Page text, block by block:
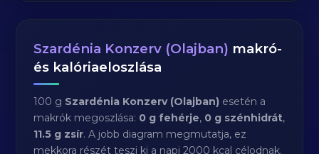
Szardénia Konzerv (Olajban) makró-
és kalóriaeloszlása
100 g Szardénia Konzerv (Olajban) esetén a
makrók megoszlása: 0 g fehérje, 0 g szénhidrát,
11.5 g zsír. A jobb diagram megmutatja, ez
mekkora részét teszi ki a napi 2000 kcal célodnak.